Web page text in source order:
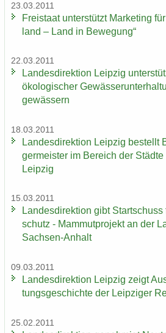
23.03.2011
Frei­staat un­ter­stützt Mar­ke­ting
land – Land in Be­we­gung“
22.03.2011
Lan­des­di­rek­ti­on Leip­zig
öko­lo­gi­scher
ge­wäs­sern
18.03.2011
Lan­des­di­rek­ti­on Leip­zig be­stellt
ger­meis­ter im Be­reich der
Leip­zig
15.03.2011
Lan­des­di­rek­ti­on gibt
schutz - Mam­mut­pro­jekt an der
Sachsen-​Anhalt
09.03.2011
Lan­des­di­rek­ti­on Leip­zig zeigt
tungs­ge­schich­te der Leip­zi­ger
25.02.2011